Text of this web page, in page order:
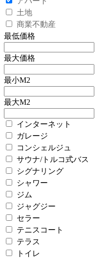
土地
商業不動産
最低価格
最大価格
最小M2
最大M2
インターネット
ガレージ
コンシェルジュ
サウナ/トルコ式バス
シグナリング
シャワー
ジム
ジャグジー
セラー
テニスコート
テラス
トイレ